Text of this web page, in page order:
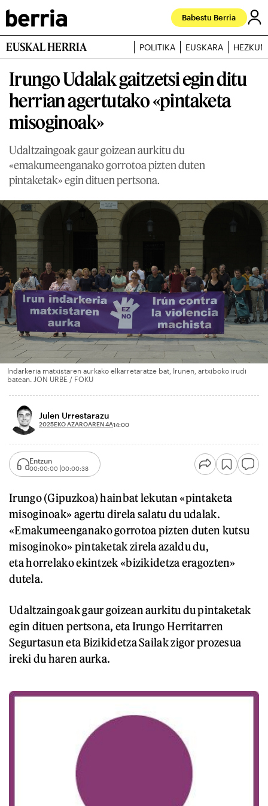
Babestu Berria
EUSKAL HERRIA POLITIKA EUSKARA
Irungo Udalak gaitzetsi egin ditu
herrian agertutako «pintaketa
misoginoak»
Udaltzaingoak gaur goizean aurkitu du
«emakumeenganako gorrotoa pizten duten
pintaketak» egin dituen pertsona.
Indarkeria matxistaren aurkako elkarretaratze bat, Irunen, artxiboko irudi
batean. JON URBE / FOKU
Julen Urrestarazu
2025EKO AZAROAREN 4A14:00
Entzun
00:00:00 00:00:38
Irungo (Gipuzkoa) hainbat lekutan «pintaketa
misoginoak» agertu direla salatu du udalak.
«Emakumeenganako gorrotoa pizten duten kutsu
misoginoko» pintaketak zirela azaldu du,
eta horrelako ekintzek «bizikidetza eragozten»
dutela.
Udaltzaingoak gaur goizean aurkitu du pintaketak
egin dituen pertsona, eta Irungo Herritarren
Segurtasun eta Bizikidetza Sailak zigor prozesua
ireki du haren aurka.